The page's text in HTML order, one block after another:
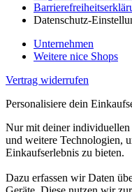
Datenschutz-
Unternehmen
Weitere nice Shops
Vertrag widerrufen
Personalisiere dein
Nur mit deiner
und weitere Technologien,
Einkaufserlebnis zu bieten.
Dazu erfassen wir Daten